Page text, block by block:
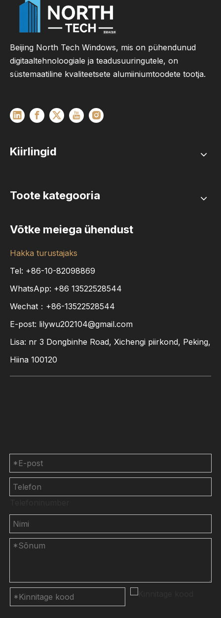
Beijing North Tech Windows, mis on pühendunud
digitaaltehnoloogiale ja teadusuuringutele, on
süstemaatiline kvaliteetsete alumiiniumtoodete tootja.
Kiirlingid
Toote kategooria
Võtke meiega ühendust
Hakka turustajaks
Tel: +86-10-82098869
WhatsApp: +86 13522528544
Wechat：+86-13522528544
E-post: lilywu202104@gmail.com
Lisa: nr 3 Dongbinhe Road, Xichengi piirkond, Peking,
Hiina 100120